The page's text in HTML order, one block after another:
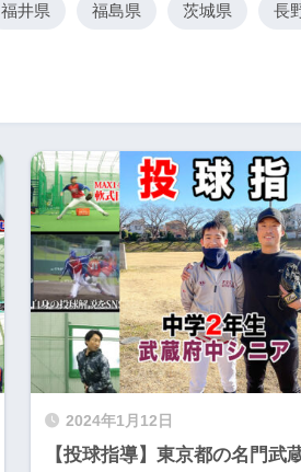
福井県 福島県 茨城県 長
2024年1月12日
【投球指導】東京都の名門武